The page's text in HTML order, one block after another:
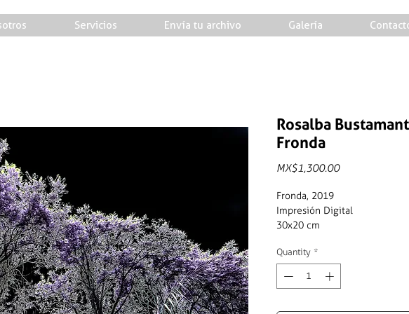
Servicios Envía tu archivo Galería
Rosalba
Fronda
MX$1,300.00Price
Fronda, 2019
Impresión Digital
30x20 cm
Quantity *